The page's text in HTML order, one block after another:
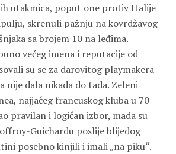
utakmica, poput one protivItalije
skrenuli pažnju na kovrdžavog
sa brojem 10 na leđima.
većeg imena i reputacije od
su se za darovitog playmakera
nije dala nikada do tada. Zeleni
najjačeg francuskog kluba u 70-
pravilan i logičan izbor, mada su
Guichardu poslije blijedog
posebno kinjili i imali „na piku“.